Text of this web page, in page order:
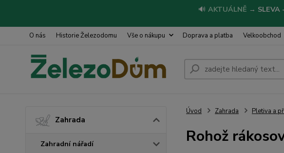
🔊 AKTUÁLNĚ →
O nás Historie Železodomu Vše o nákupu Doprava a platba Velkoobchod
Zahrada
Zahradní nářadí
Úvod Zahrada Pletiva a
Rohož